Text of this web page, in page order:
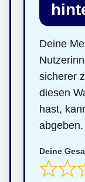
Deine
sicherer
diesen
hast,
abgeben.
Deine